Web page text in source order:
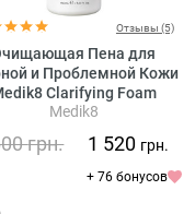
Отзывы (5)
Пена для
и Проблемной Кожи
Clarifying Foam
Medik8
грн. 1 520 грн.
+ 76 бонусов